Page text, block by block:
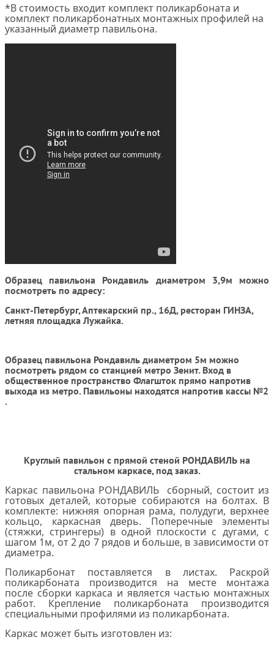
*​В стоимость входит комплект поликарбоната и
комплект поликарбонатных монтажных профилей на
указанный диаметр павильона.
Образец павильона Рондавиль диаметром 3,9м можно
посмотреть по адресу:
Санкт-Петербург, Аптекарский пр., 16Д, ресторан ГИНЗА,
летняя площадка Лужайка.
Образец павильона Рондавиль диаметром 5м можно
посмотреть рядом со станцией метро Зенит. Вход в
общественное пространство Флагшток прямо напротив
выхода из метро. Павильоны находятся напротив кассы №2
.
Круглый павильон с прямой стеной РОНДАВИЛЬ на
стальном каркасе, под заказ.
Каркас павильона РОНДАВИЛЬ сборный, состоит из
готовых деталей, которые собираются на болтах. В
комплекте: нижняя опорная рама, полудуги, верхнее
кольцо, каркасная дверь. Поперечные элементы
(стяжки, стрингеры) в одной плоскости с дугами, с
шагом 1м, от 2 до 7 рядов и больше, в зависимости от
диаметра.
Поликарбонат поставляется в листах. Раскрой
поликарбоната производится на месте монтажа
после сборки каркаса и является частью монтажных
работ. Крепление поликарбоната производится
специальными профилями из поликарбоната.
Каркас может быть изготовлен из: